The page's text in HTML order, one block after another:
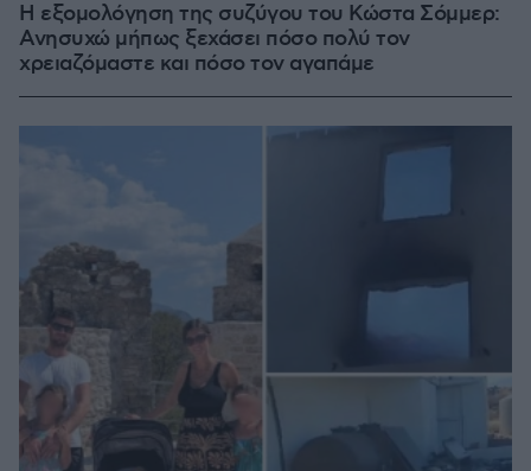
Η εξομολόγηση της συζύγου του Κώστα Σόμμερ:
Ανησυχώ μήπως ξεχάσει πόσο πολύ τον
χρειαζόμαστε και πόσο τον αγαπάμε